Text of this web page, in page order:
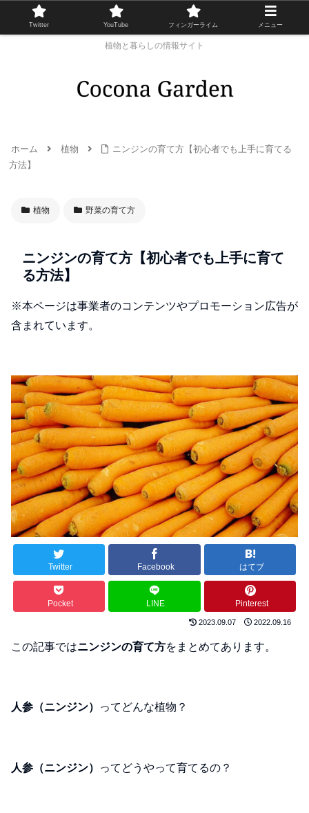
植物と暮らしの情報サイト
ホーム 植物
ニンジンの育て方【初心者でも上手に育てる
方法】
植物 野菜の育て方
ニンジンの育て方【初心者でも上手に育て
る方法】
※本ページは事業者のコンテンツやプロモーション広告が
含まれています。
Twitter Facebook はてブ
Pocket LINE Pinterest
2023.09.07 2022.09.16
この記事ではニンジンの育て方をまとめてあります。
人参（ニンジン） ってどんな植物？
人参（ニンジン） ってどうやって育てるの？
Twitter YouTube フィンガーライム メニュー